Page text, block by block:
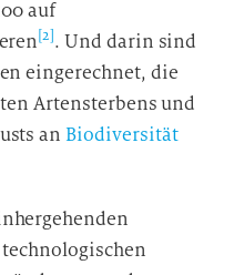
auf
[2] . Und darin sind
eingerechnet, die
Artensterbens und
anBiodiversität